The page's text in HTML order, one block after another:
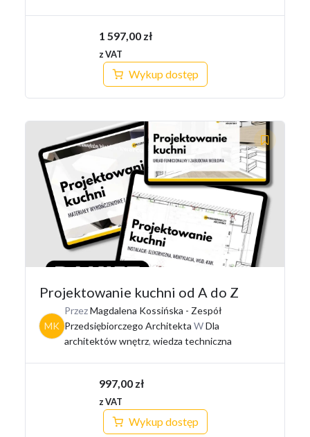
1 597,00 zł
z VAT
Wykup dostęp
Projektowanie kuchni od A do Z
MK
PrzezMagdalena Kossińska - Zespół
Przedsiębiorczego Architekta WDla
architektów wnętrz, wiedza techniczna
997,00 zł
z VAT
Wykup dostęp